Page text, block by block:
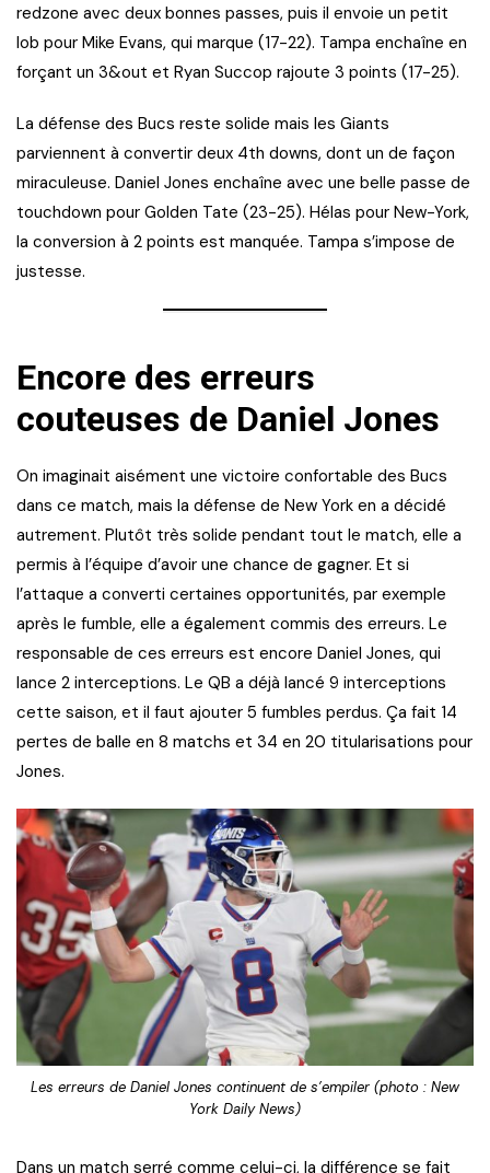
redzone avec deux bonnes passes, puis il envoie un petit
lob pour Mike Evans, qui marque (17-22). Tampa enchaîne en
forçant un 3&out et Ryan Succop rajoute 3 points (17-25).
La défense des Bucs reste solide mais les Giants
parviennent à convertir deux 4th downs, dont un de façon
miraculeuse. Daniel Jones enchaîne avec une belle passe de
touchdown pour Golden Tate (23-25). Hélas pour New-York,
la conversion à 2 points est manquée. Tampa s’impose de
justesse.
Encore des erreurs
couteuses de Daniel Jones
On imaginait aisément une victoire confortable des Bucs
dans ce match, mais la défense de New York en a décidé
autrement. Plutôt très solide pendant tout le match, elle a
permis à l’équipe d’avoir une chance de gagner. Et si
l’attaque a converti certaines opportunités, par exemple
après le fumble, elle a également commis des erreurs. Le
responsable de ces erreurs est encore Daniel Jones, qui
lance 2 interceptions. Le QB a déjà lancé 9 interceptions
cette saison, et il faut ajouter 5 fumbles perdus. Ça fait 14
pertes de balle en 8 matchs et 34 en 20 titularisations pour
Jones.
Les erreurs de Daniel Jones continuent de s’empiler (photo : New
York Daily News)
Dans un match serré comme celui-ci, la différence se fait